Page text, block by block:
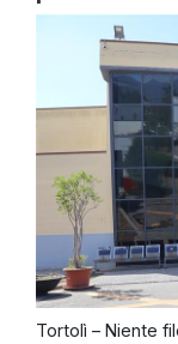
Tortolì – Niente